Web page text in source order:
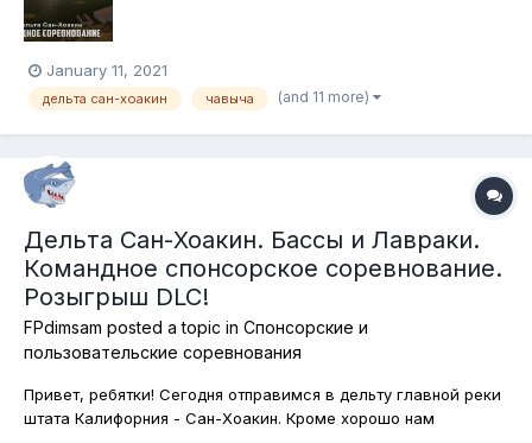
вперёд, за лавраком, чавычей и с...
January 11, 2021
дельта сан-хоакин чавыча (and 11 more)
Дельта Сан-Хоакин. Бассы и Лавраки.
Командное спонсорское соревнование.
Розыгрыш DLC!
FPdimsam posted a topic in Спонсорские и
пользовательские соревнования
Привет, ребятки! Сегодня отправимся в дельту главной реки
штата Калифорния - Сан-Хоакин. Кроме хорошо нам